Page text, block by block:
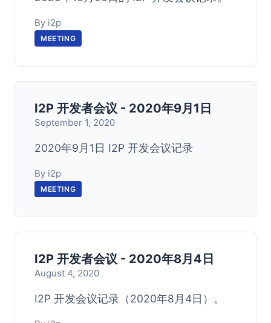
By i2p
MEETING
I2P 开发者会议 - 2020年9月1日
September 1, 2020
2020年9月1日 I2P 开发会议记录
By i2p
MEETING
I2P 开发者会议 - 2020年8月4日
August 4, 2020
I2P 开发会议记录（2020年8月4日）。